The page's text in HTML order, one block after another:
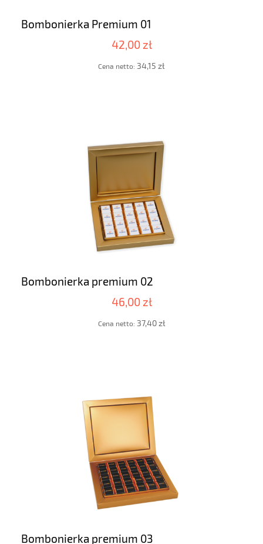
Bombonierka Premium 01
42,00 zł
Cena netto: 34,15 zł
Bombonierka premium 02
46,00 zł
Cena netto: 37,40 zł
Bombonierka premium 03